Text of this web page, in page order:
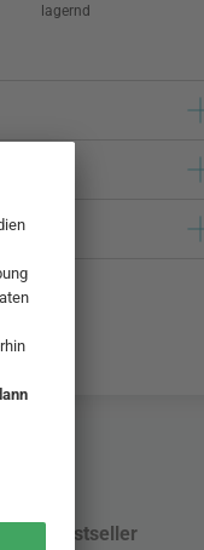
lagernd
Bestseller